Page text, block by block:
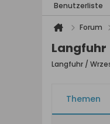
Benutzerliste
Forum
Langfuhr
Langfuhr /
Themen